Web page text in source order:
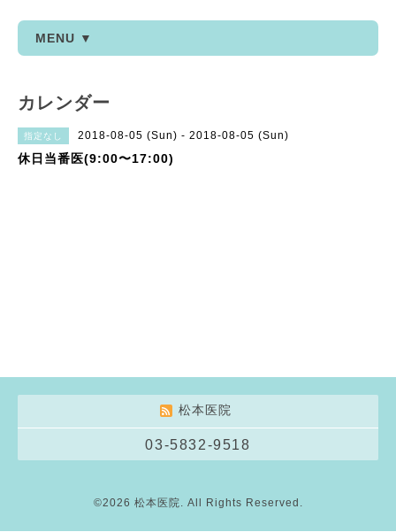
MENU ▼
カレンダー
指定なし 2018-08-05 (Sun) - 2018-08-05 (Sun)
休日当番医(9:00〜17:00)
松本医院
03-5832-9518
©2026 松本医院. All Rights Reserved.